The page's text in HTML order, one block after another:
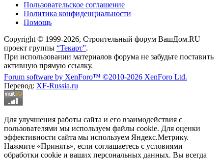
Пользовательское соглашение
Политика конфиденциальности
Помощь
Copyright © 1999-2026, Строительный форум ВашДом.RU –
проект группы “Текарт”.
При использовании материалов форума не забудьте поставить
активную прямую ссылку.
Forum software by XenForo™ ©2010-2026 XenForo Ltd.
Перевод: XF-Russia.ru
Для улучшения работы сайта и его взаимодействия с
пользователями мы используем файлы cookie. Для оценки
эффективности сайта мы используем Яндекс.Метрику.
Нажмите «Принять», если соглашаетесь с условиями
обработки cookie и ваших персональных данных. Вы всегда